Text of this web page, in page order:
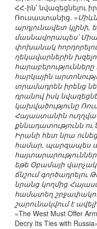
ՀՀ-ին՝ նվազեցնելու
Ռուսաստանից.
արդյունավետ կլինի,
մասնավորապես՝
փոխանակ
ղեկավարներին
հարկային
տրամադրեն իրենց
դրանով իսկ
կախվածությունը
Հայաստանին
քննադատությունն
Իրանի հետ նրա
համար, պարզապես
եթե Օբամայի
ճնշում գործադրելու
նրանց կողմից
համատեղ
շարունակվում է
«The West Must Offer
Decry Its Ties with